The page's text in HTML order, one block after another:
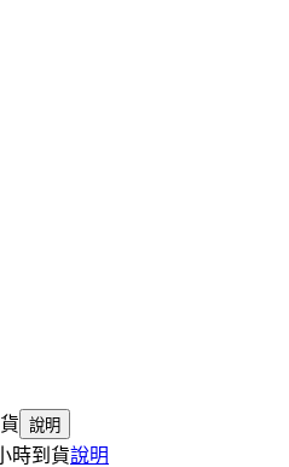
說明
時到貨說明